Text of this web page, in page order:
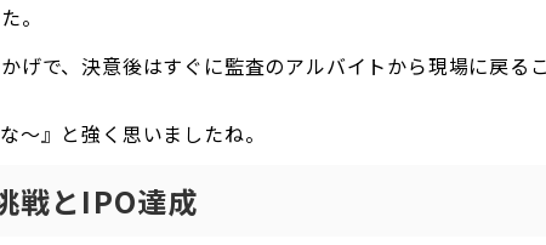
。
げで、決意後はすぐに監査のアルバイトから現場に戻る
～』と強く思いましたね。
戦とIPO達成